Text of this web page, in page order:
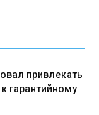
привлекать
гарантийному